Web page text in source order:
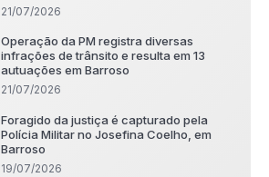
21/07/2026
Operação da PM registra diversas
infrações de trânsito e resulta em 13
autuações em Barroso
21/07/2026
Foragido da justiça é capturado pela
Polícia Militar no Josefina Coelho, em
Barroso
19/07/2026